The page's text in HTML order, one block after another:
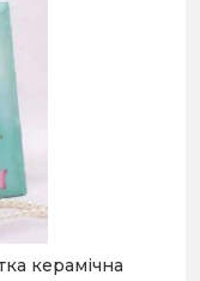
керамічна